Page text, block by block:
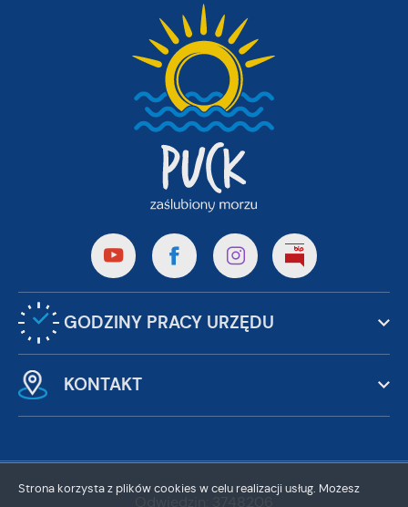
GODZINY PRACY URZĘDU
KONTAKT
Strona korzysta z plików cookies w celu realizacji usług. Możesz